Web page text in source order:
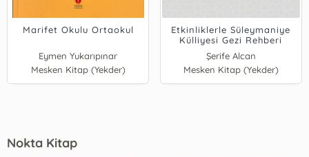
Marifet Okulu Ortaokul
Eymen Yukarıpınar
Mesken Kitap (Yekder)
Etkinliklerle Süleymaniye
Külliyesi Gezi Rehberi
Şerife Alcan
Mesken Kitap (Yekder)
Nokta Kitap